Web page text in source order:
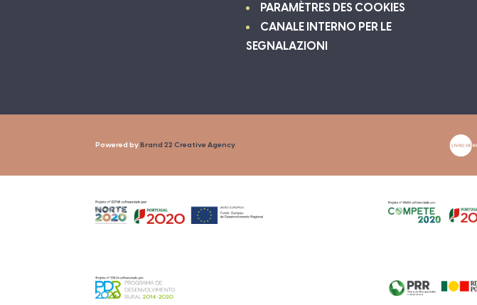
PARAMÈTRES DES COOKIES
CANALE INTERNO PER LE
SEGNALAZIONI
Powered by Brand 22 Creative Agency